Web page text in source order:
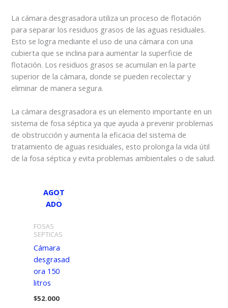
La cámara desgrasadora utiliza un proceso de flotación
para separar los residuos grasos de las aguas residuales.
Esto se logra mediante el uso de una cámara con una
cubierta que se inclina para aumentar la superficie de
flotación. Los residuos grasos se acumulan en la parte
superior de la cámara, donde se pueden recolectar y
eliminar de manera segura.
La cámara desgrasadora es un elemento importante en un
sistema de fosa séptica ya que ayuda a prevenir problemas
de obstrucción y aumenta la eficacia del sistema de
tratamiento de aguas residuales, esto prolonga la vida útil
de la fosa séptica y evita problemas ambientales o de salud.
AGOT
ADO
FOSAS
SEPTICAS
Cámara
desgrasad
ora 150
litros
$52.000